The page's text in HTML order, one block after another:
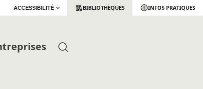
ACCESSIBILITÉ BIBLIOTHÈQUES INFOS PRATIQUES